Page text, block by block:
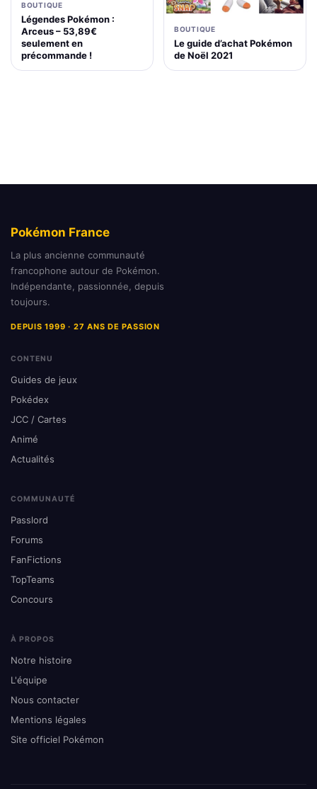
BOUTIQUE
Légendes Pokémon :
Arceus – 53,89€
seulement en
précommande !
BOUTIQUE
Le guide d’achat Pokémon
de Noël 2021
Pokémon France
La plus ancienne communauté
francophone autour de Pokémon.
Indépendante, passionnée, depuis
toujours.
DEPUIS 1999 · 27 ANS DE PASSION
CONTENU
Guides de jeux
Pokédex
JCC / Cartes
Animé
Actualités
COMMUNAUTÉ
Passlord
Forums
FanFictions
TopTeams
Concours
À PROPOS
Notre histoire
L'équipe
Nous contacter
Mentions légales
Site officiel Pokémon